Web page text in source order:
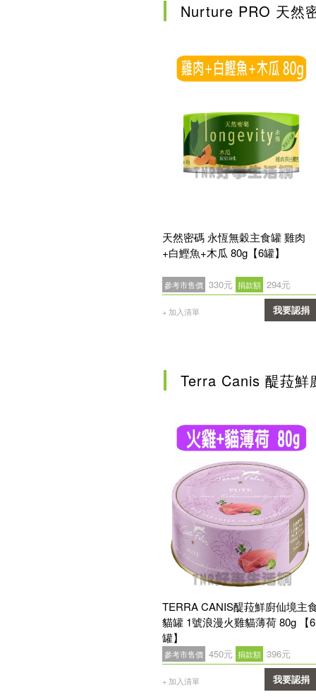
Nurture PRO 天然
天然密碼 永恆無穀主食罐 雞肉
+白鰹魚+木瓜 80g【6罐】
參考市售價 330元 捐款額 294元
+ 加入清單 我要認捐
Terra Canis 醍菈鮮
TERRA CANIS醍菈鮮廚仙境主
貓罐 1號浪漫火雞貓薄荷 80g 【6
罐】
參考市售價 450元 捐款額 396元
+ 加入清單 我要認捐